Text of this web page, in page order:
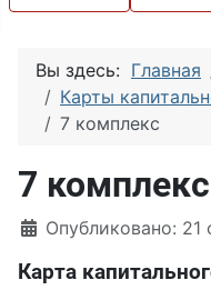
Вы здесь: Главная
Карты
7 комплекс
7 комплекс
Информация о
Опубликовано: 21
Карта